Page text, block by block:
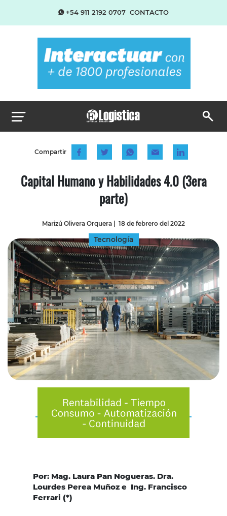
+54 911 2192 0707 CONTACTO
Compartir
Capital Humano y Habilidades 4.0 (3era
parte)
Marizú Olivera Orquera | 18 de febrero del 2022
Tecnología
Por: Mag. Laura Pan Nogueras. Dra.
Lourdes Perea Muñoz e Ing. Francisco
Ferrari (*)